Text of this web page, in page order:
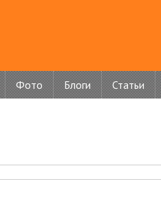
Фото Блоги Статьи